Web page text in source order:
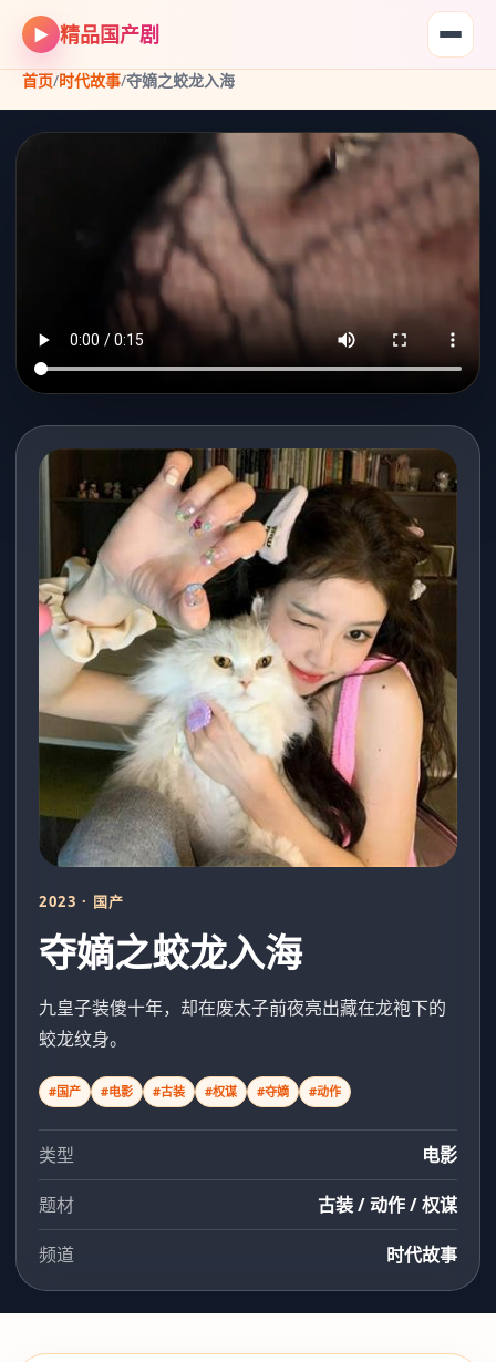
▶ 精品国产剧
首页/时代故事/夺嫡之蛟龙入海
2023 · 国产
夺嫡之蛟龙入海
九皇子装傻十年，却在废太子前夜亮出藏在龙袍下的
蛟龙纹身。
#国产 #电影 #古装 #权谋 #夺嫡 #动作
类型 电影
题材 古装 / 动作 / 权谋
频道 时代故事